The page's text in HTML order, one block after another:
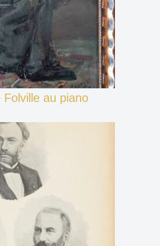
Folville au piano